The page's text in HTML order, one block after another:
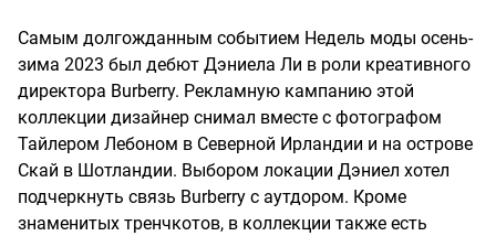
Самым долгожданным событием Недель моды осень-
зима 2023 был дебют Дэниела Ли в роли креативного
директора Burberry. Рекламную кампанию этой
коллекции дизайнер снимал вместе с фотографом
Тайлером Лебоном в Северной Ирландии и на острове
Скай в Шотландии. Выбором локации Дэниел хотел
подчеркнуть связь Burberry с аутдором. Кроме
знаменитых тренчкотов, в коллекции также есть